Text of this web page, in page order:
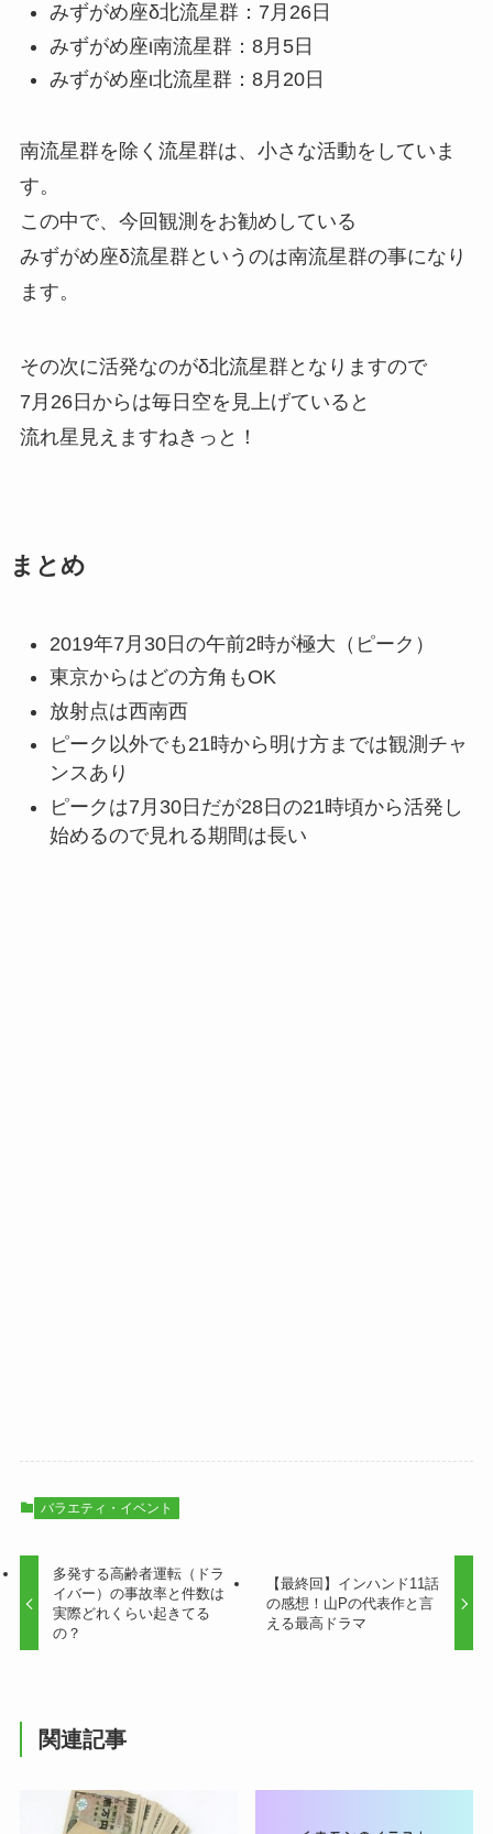
みずがめ座δ北流星群：7月26日
みずがめ座ι南流星群：8月5日
みずがめ座ι北流星群：8月20日
南流星群を除く流星群は、小さな活動をしていま
す。
この中で、今回観測をお勧めしている
みずがめ座δ流星群というのは南流星群の事になり
ます。
その次に活発なのがδ北流星群となりますので
7月26日からは毎日空を見上げていると
流れ星見えますねきっと！
まとめ
2019年7月30日の午前2時が極大（ピーク）
東京からはどの方角もOK
放射点は西南西
ピーク以外でも21時から明け方までは観測チャ
ンスあり
ピークは7月30日だが28日の21時頃から活発し
始めるので見れる期間は長い
バラエティ・イベント
多発する高齢者運転（ドラ
イバー）の事故率と件数は
実際どれくらい起きてる
の？
【最終回】インハンド11話
の感想！山Pの代表作と言
える最高ドラマ
関連記事